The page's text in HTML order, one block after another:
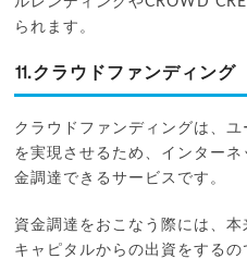
られます。
⒒クラウドファンディング
クラウドファンディングは、
を実現させるため、インター
金調達できるサービスです。
資金調達をおこなう際には、
キャピタルからの出資をする